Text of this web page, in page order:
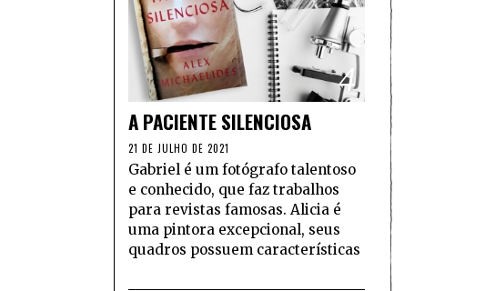
4
A PACIENTE SILENCIOSA
21 DE JULHO DE 2021
Gabriel é um fotógrafo talentoso
e conhecido, que faz trabalhos
para revistas famosas. Alicia é
uma pintora excepcional, seus
quadros possuem características